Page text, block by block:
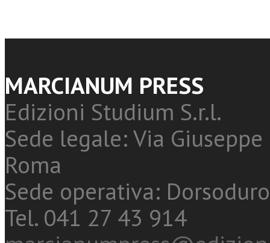
MARCIANUM PRESS
Edizioni Studium S.r.l.
Sede legale: Via
Roma
Sede operativa:
Tel. 041 27 43 914